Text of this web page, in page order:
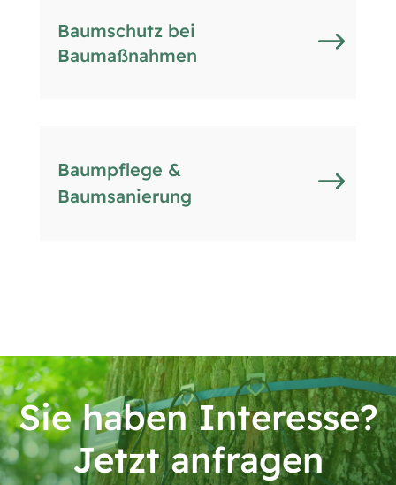
Baumschutz bei
Baumaßnahmen
Baumpflege &
Baumsanierung
Sie haben Interesse?
Jetzt anfragen